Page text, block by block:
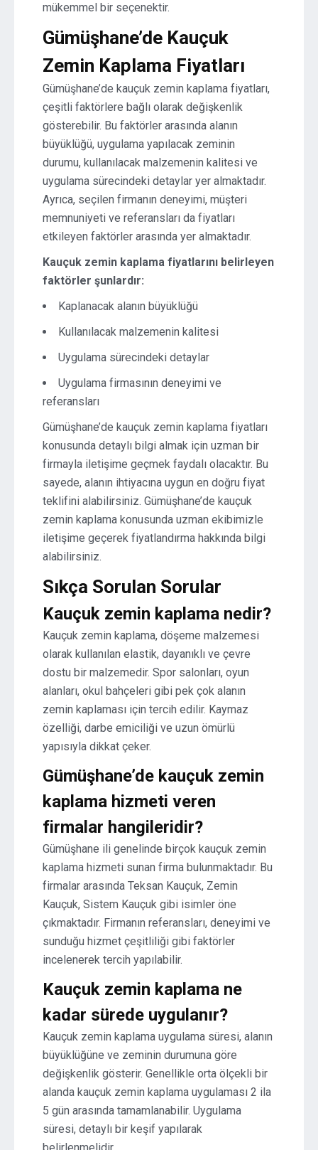
mükemmel bir seçenektir.
Gümüşhane’de Kauçuk
Zemin Kaplama Fiyatları
Gümüşhane’de kauçuk zemin kaplama fiyatları,
çeşitli faktörlere bağlı olarak değişkenlik
gösterebilir. Bu faktörler arasında alanın
büyüklüğü, uygulama yapılacak zeminin
durumu, kullanılacak malzemenin kalitesi ve
uygulama sürecindeki detaylar yer almaktadır.
Ayrıca, seçilen firmanın deneyimi, müşteri
memnuniyeti ve referansları da fiyatları
etkileyen faktörler arasında yer almaktadır.
Kauçuk zemin kaplama fiyatlarını belirleyen
faktörler şunlardır:
Kaplanacak alanın büyüklüğü
Kullanılacak malzemenin kalitesi
Uygulama sürecindeki detaylar
Uygulama firmasının deneyimi ve
referansları
Gümüşhane’de kauçuk zemin kaplama fiyatları
konusunda detaylı bilgi almak için uzman bir
firmayla iletişime geçmek faydalı olacaktır. Bu
sayede, alanın ihtiyacına uygun en doğru fiyat
teklifini alabilirsiniz. Gümüşhane’de kauçuk
zemin kaplama konusunda uzman ekibimizle
iletişime geçerek fiyatlandırma hakkında bilgi
alabilirsiniz.
Sıkça Sorulan Sorular
Kauçuk zemin kaplama nedir?
Kauçuk zemin kaplama, döşeme malzemesi
olarak kullanılan elastik, dayanıklı ve çevre
dostu bir malzemedir. Spor salonları, oyun
alanları, okul bahçeleri gibi pek çok alanın
zemin kaplaması için tercih edilir. Kaymaz
özelliği, darbe emiciliği ve uzun ömürlü
yapısıyla dikkat çeker.
Gümüşhane’de kauçuk zemin
kaplama hizmeti veren
firmalar hangileridir?
Gümüşhane ili genelinde birçok kauçuk zemin
kaplama hizmeti sunan firma bulunmaktadır. Bu
firmalar arasında Teksan Kauçuk, Zemin
Kauçuk, Sistem Kauçuk gibi isimler öne
çıkmaktadır. Firmanın referansları, deneyimi ve
sunduğu hizmet çeşitliliği gibi faktörler
incelenerek tercih yapılabilir.
Kauçuk zemin kaplama ne
kadar sürede uygulanır?
Kauçuk zemin kaplama uygulama süresi, alanın
büyüklüğüne ve zeminin durumuna göre
değişkenlik gösterir. Genellikle orta ölçekli bir
alanda kauçuk zemin kaplama uygulaması 2 ila
5 gün arasında tamamlanabilir. Uygulama
süresi, detaylı bir keşif yapılarak